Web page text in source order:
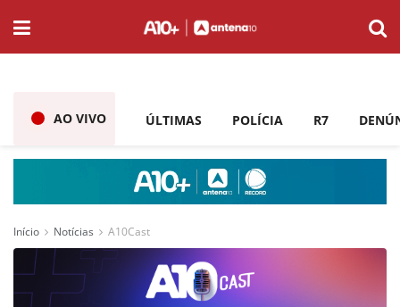
AO VIVO ÚLTIMAS POLÍCIA R7
Início Notícias A10Cast